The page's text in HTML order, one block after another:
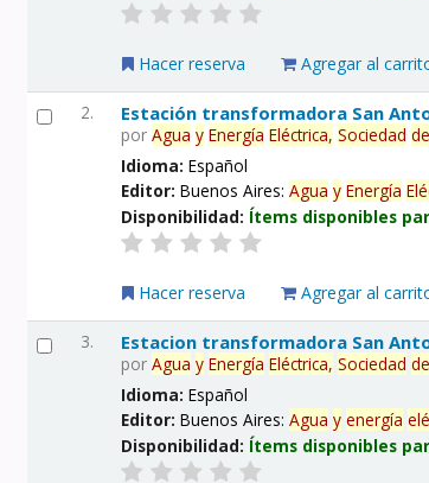
Hacer reserva Agregar al
2. Estación transformadora San
porAgua y Energía Eléctrica, Sociedad de
Idioma:Español
Editor:Buenos Aires:Agua y Energía
Disponibilidad: Ítems disponibles
Hacer reserva Agregar al
3. Estacion transformadora San
porAgua y Energía Eléctrica, Sociedad de
Idioma:Español
Editor:Buenos Aires:Agua y energía
Disponibilidad: Ítems disponibles